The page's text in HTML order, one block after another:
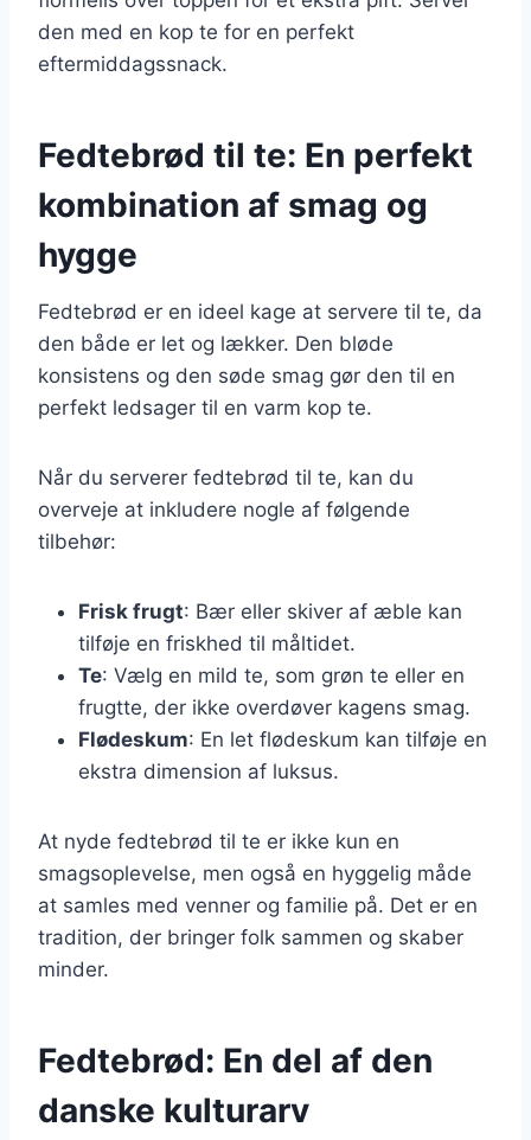
den med en kop te for en perfekt
eftermiddagssnack.
Fedtebrød til te: En perfekt
kombination af smag og
hygge
Fedtebrød er en ideel kage at servere til te, da
den både er let og lækker. Den bløde
konsistens og den søde smag gør den til en
perfekt ledsager til en varm kop te.
Når du serverer fedtebrød til te, kan du
overveje at inkludere nogle af følgende
tilbehør:
Frisk frugt: Bær eller skiver af æble kan
tilføje en friskhed til måltidet.
Te: Vælg en mild te, som grøn te eller en
frugtte, der ikke overdøver kagens smag.
Flødeskum: En let flødeskum kan tilføje en
ekstra dimension af luksus.
At nyde fedtebrød til te er ikke kun en
smagsoplevelse, men også en hyggelig måde
at samles med venner og familie på. Det er en
tradition, der bringer folk sammen og skaber
minder.
Fedtebrød: En del af den
danske kulturarv